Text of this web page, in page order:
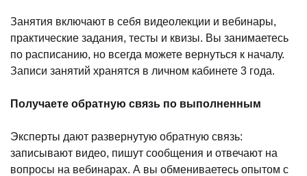
Занятия включают в себя видеолекции и вебинары,
практические задания, тесты и квизы. Вы занимаетесь
по расписанию, но всегда можете вернуться к началу.
Записи занятий хранятся в личном кабинете 3 года.
Получаете обратную связь по выполненным
Эксперты дают развернутую обратную связь:
записывают видео, пишут сообщения и отвечают на
вопросы на вебинарах. А вы обмениваетесь опытом с